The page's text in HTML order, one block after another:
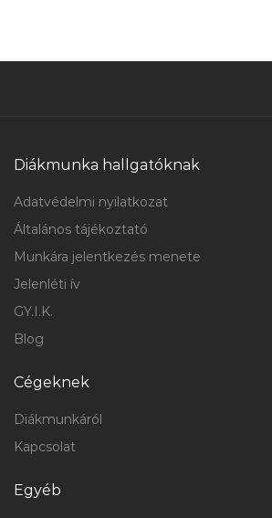
Diákmunka hallgatóknak
Adatvédelmi nyilatkozat
Általános tájékoztató
Munkára jelentkezés menete
Jelenléti ív
GY.I.K.
Blog
Cégeknek
Diákmunkáról
Kapcsolat
Egyéb